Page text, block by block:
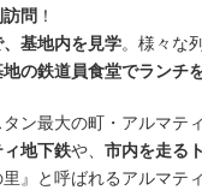
問 ！
基地内を見学。様々な
の鉄道員食堂でランチ
ン最大の町・アルマテ
地下鉄や、 市内を走る
』と呼ばれるアルマテ